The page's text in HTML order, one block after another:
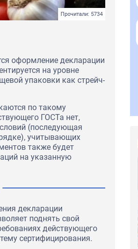
Прочитали: 5734
оформление декларации
на уровне
упаковки как стрейч-
по такому
ГОСТа нет,
(последующая
учитывающих
также будет
на указанную
декларации
поднять свой
действующего
сертифицирования.